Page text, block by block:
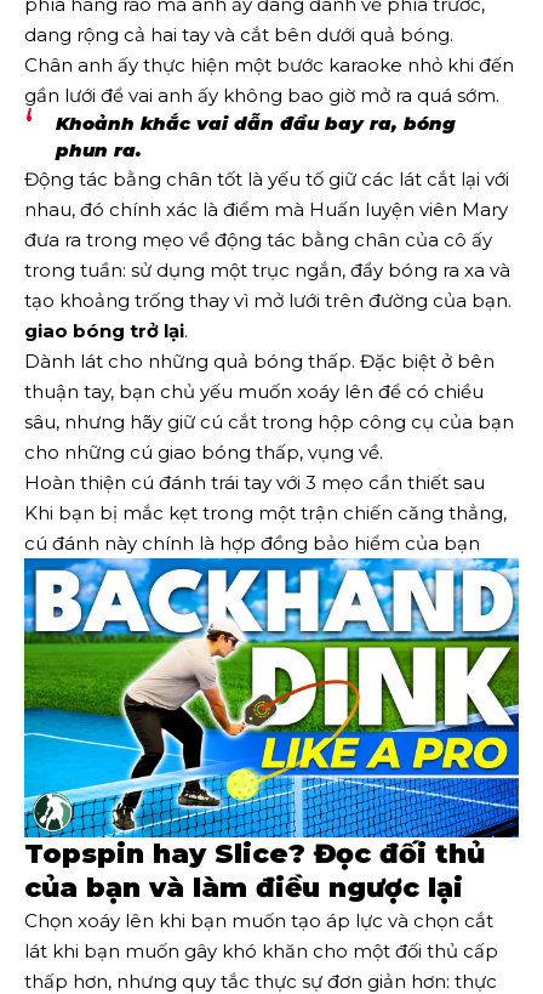
phía hàng rào mà anh ấy đang đánh về phía trước,
dang rộng cả hai tay và cắt bên dưới quả bóng.
Chân anh ấy thực hiện một bước karaoke nhỏ khi đến
gần lưới để vai anh ấy không bao giờ mở ra quá sớm.
Khoảnh khắc vai dẫn đầu bay ra, bóng
phun ra.
Động tác bằng chân tốt là yếu tố giữ các lát cắt lại với
nhau, đó chính xác là điểm mà Huấn luyện viên Mary
đưa ra trong mẹo về động tác bằng chân của cô ấy
trong tuần: sử dụng một trục ngắn, đẩy bóng ra xa và
tạo khoảng trống thay vì mở lưới trên đường của bạn.
giao bóng trở lại.
Dành lát cho những quả bóng thấp. Đặc biệt ở bên
thuận tay, bạn chủ yếu muốn xoáy lên để có chiều
sâu, nhưng hãy giữ cú cắt trong hộp công cụ của bạn
cho những cú giao bóng thấp, vụng về.
Hoàn thiện cú đánh trái tay với 3 mẹo cần thiết sau
Khi bạn bị mắc kẹt trong một trận chiến căng thẳng,
cú đánh này chính là hợp đồng bảo hiểm của bạn
Topspin hay Slice? Đọc đối thủ
của bạn và làm điều ngược lại
Chọn xoáy lên khi bạn muốn tạo áp lực và chọn cắt
lát khi bạn muốn gây khó khăn cho một đối thủ cấp
thấp hơn, nhưng quy tắc thực sự đơn giản hơn: thực